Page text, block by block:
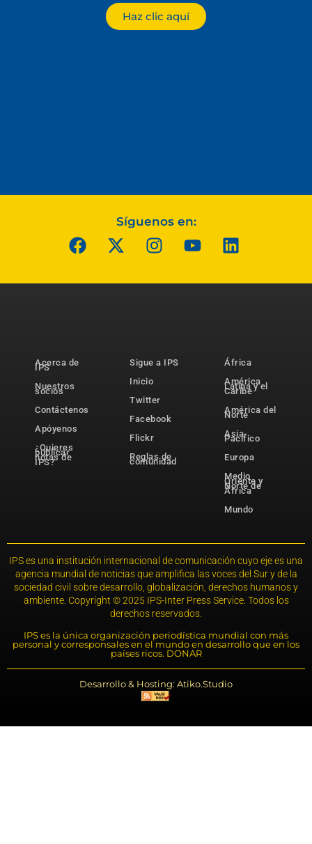
Haz clic aquí
Síguenos en:
Acerca de
IPS
Nuestros
socios
Contáctenos
Apóyenos
¿Quieres
publicar
notas de
IPS?
Sigue a IPS
Inicio
Twitter
Facebook
Flickr
Reglas de
comunidad
África
América
Latina y el
Caribe
América del
Norte
Asia-
Pacífico
Europa
Medio
Oriente y
Norte de
África
Mundo
IPS es una institución internacional de comunicación cuyo eje es una
agencia mundial de noticias que amplifica las voces del Sur y de la
sociedad civil sobre desarrollo, globalización, derechos humanos y
ambiente. Copyright © 2025 IPS-Inter Press Service. Todos los
derechos reservados.
IPS es la única organización periodística mundial con más
personal y corresponsales en el mundo en desarrollo que en los
países ricos. DONAR
Desarrollo & Hosting: Atiko.Studio